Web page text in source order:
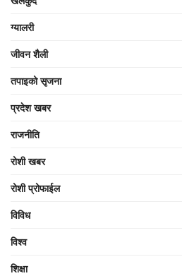
ग्यालरी
जीवन शैली
तपाइको सृजना
प्रदेश खबर
राजनीति
रोशी खबर
रोशी प्रोफाईल
विविध
विश्व
शिक्षा